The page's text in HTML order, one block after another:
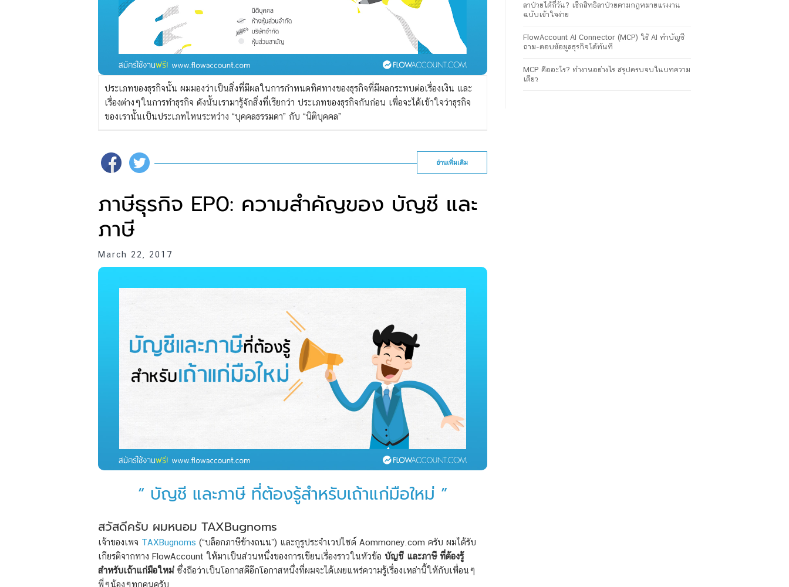
ประเภทของธุรกิจนั้น ผมมองว่าเป็นสิ่งที่มีผลในการกำหนดทิศทางของธุรกิจที่มีผลกระทบต่อเรื่องเงิน และ
เรื่องต่างๆในการทำธุรกิจ ดังนั้นเรามารู้จักสิ่งที่เรียกว่า ประเภทของธุรกิจกันก่อน เพื่อจะได้เข้าใจว่าธุรกิจ
ของเรานั้นเป็นประเภทไหนระหว่าง “บุคคลธรรมดา” กับ “นิติบุคคล”
อ่านเพิ่มเติม
ภาษีธุรกิจ EP0: ความสำคัญของ บัญชี และ
ภาษี
March 22, 2017
“ บัญชี และภาษี ที่ต้องรู้สำหรับเถ้าแก่มือใหม่ ”
สวัสดีครับ ผมหนอม TAXBugnoms
เจ้าของเพจ TAXBugnoms (“บล็อกภาษีข้างถนน”) และกูรูประจำเวปไซด์ Aommoney.com ครับ ผมได้รับ
เกียรติจากทาง FlowAccount ให้มาเป็นส่วนหนึ่งของการเขียนเรื่องราวในหัวข้อ บัญชี และภาษี ที่ต้องรู้
สำหรับเถ้าแก่มือใหม่ซึ่งถือว่าเป็นโอกาสดีอีกโอกาสหนึ่งที่ผมจะได้เผยแพร่ความรู้เรื่องเหล่านี้ให้กับเพื่อนๆ
พี่ๆน้องๆทุกคนครับ
ลาป่วยได้กี่วัน? เช็กสิทธิลาป่วยตามกฎหมายแรงงาน
ฉบับเข้าใจง่าย
FlowAccount AI Connector (MCP) ใช้ AI ทำบัญชี
ถาม-ตอบข้อมูลธุรกิจได้ทันที
MCP คืออะไร? ทำงานอย่างไร สรุปครบจบในบทความ
เดียว